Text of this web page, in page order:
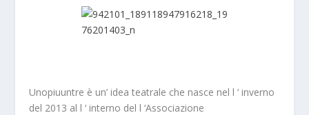
Unopiuuntre è un’ idea teatrale che nasce nel l ‘ inverno
del 2013 al l ‘ interno del l ‘Associazione